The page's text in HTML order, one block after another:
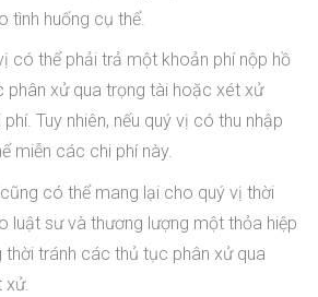
tình huống cụ thể.
có thể phải trả một khoản phí nộp hồ
phân xử qua trọng tài hoặc xét xử
Tuy nhiên, nếu quý vị có thu nhập
miễn các chi phí này.
có thể mang lại cho quý vị thời
luật sư và thương lượng một thỏa hiệp
thời tránh các thủ tục phân xử qua
xử.